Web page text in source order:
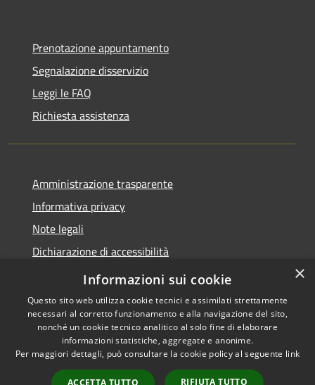
Prenotazione appuntamento
Segnalazione disservizio
Leggi le FAQ
Richiesta assistenza
Amministrazione trasparente
Informativa privacy
Note legali
Dichiarazione di accessibilità
RSS
Accessibilità
Privacy
Dichiarazione Accessibilità
Amministrazione
trasparente
×
Informazioni sui cookie
Questo sito web utilizza cookie tecnici e assimilati strettamente
necessari al corretto funzionamento e alla navigazione del sito,
nonché un cookie tecnico analitico al solo fine di elaborare
informazioni statistiche, aggregate e anonime.
Per maggiori dettagli, può consultare la cookie policy al seguente link
ACCETTA TUTTO RIFIUTA TUTTO